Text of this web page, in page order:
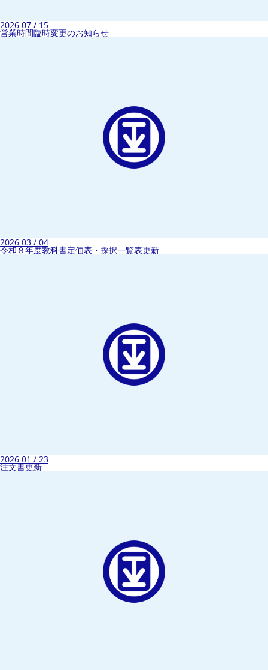
2026 07 / 15
営業時間臨時変更のお知らせ
2026 03 / 04
令和８年度教科書定価表・採択一覧表更新
2026 01 / 23
注文書更新